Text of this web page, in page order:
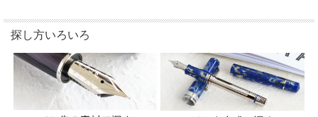
探し方いろいろ